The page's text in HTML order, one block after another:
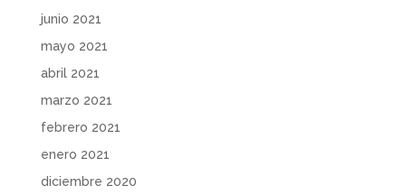
junio 2021
mayo 2021
abril 2021
marzo 2021
febrero 2021
enero 2021
diciembre 2020